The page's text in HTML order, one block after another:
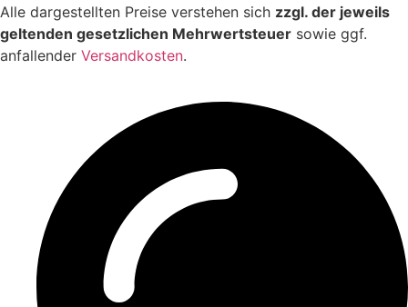
Alle dargestellten Preise verstehen sich zzgl. der jeweils
geltenden gesetzlichen Mehrwertsteuer sowie ggf.
anfallender Versandkosten.